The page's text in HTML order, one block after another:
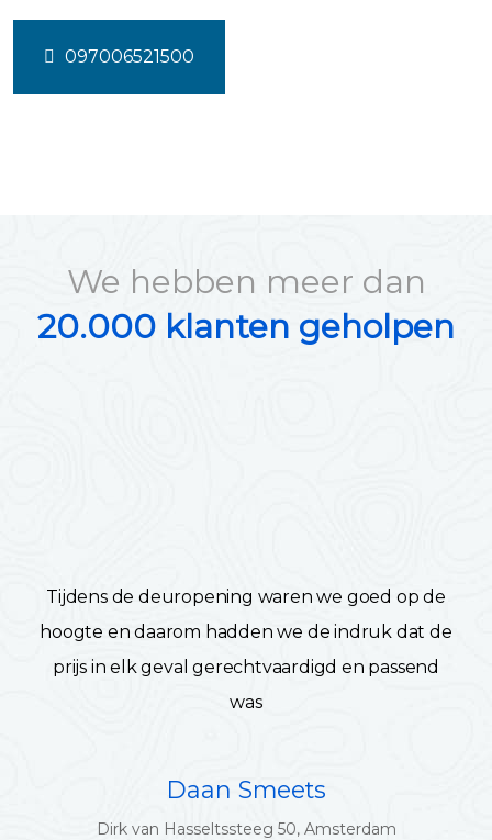
097006521500
We hebben meer dan
20.000 klanten geholpen
Tijdens de deuropening waren we goed op de
hoogte en daarom hadden we de indruk dat de
prijs in elk geval gerechtvaardigd en passend
was
Daan Smeets
Dirk van Hasseltssteeg 50, Amsterdam